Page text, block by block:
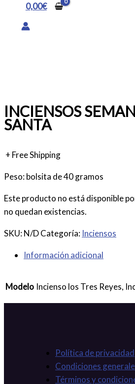
0,00€
INCIENSOS
SANTA
+ Free Shipping
Peso: bolsita de 40 gramos
Este producto no está disponible
no quedan existencias.
SKU:N/DCategoría: Inciensos
Información adicional
Modelo Incienso los Tres Reyes,
Política de privacidad
Condiciones
Términos y